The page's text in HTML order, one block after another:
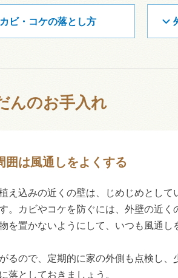
カビ・コケの落とし方
んのお手入れ
囲は風通しをよくする
え込みの近くの壁は、じめじめとして
。カビやコケを防ぐには、外壁の近く
を置かないようにして、いつも風通し
るので、定期的に家の外側も点検し、
落としておきましょう。